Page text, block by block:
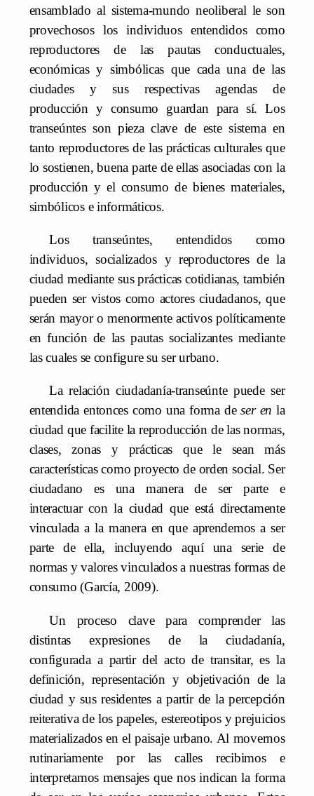
ensamblado al sistema-mundo neoliberal le son
provechosos los individuos entendidos como
reproductores de las pautas conductuales,
económicas y simbólicas que cada una de las
ciudades y sus respectivas agendas de
producción y consumo guardan para sí. Los
transeúntes son pieza clave de este sistema en
tanto reproductores de las prácticas culturales que
lo sostienen, buena parte de ellas asociadas con la
producción y el consumo de bienes materiales,
simbólicos e informáticos.
Los transeúntes, entendidos como
individuos, socializados y reproductores de la
ciudad mediante sus prácticas cotidianas, también
pueden ser vistos como actores ciudadanos, que
serán mayor o menormente activos políticamente
en función de las pautas socializantes mediante
las cuales se configure su ser urbano.
La relación ciudadanía-transeúnte puede ser
entendida entonces como una forma deser en la
ciudad que facilite la reproducción de las normas,
clases, zonas y prácticas que le sean más
características como proyecto de orden social. Ser
ciudadano es una manera de ser parte e
interactuar con la ciudad que está directamente
vinculada a la manera en que aprendemos a ser
parte de ella, incluyendo aquí una serie de
normas y valores vinculados a nuestras formas de
consumo (García, 2009).
Un proceso clave para comprender las
distintas expresiones de la ciudadanía,
configurada a partir del acto de transitar, es la
definición, representación y objetivación de la
ciudad y sus residentes a partir de la percepción
reiterativa de los papeles, estereotipos y prejuicios
materializados en el paisaje urbano. Al movernos
rutinariamente por las calles recibimos e
interpretamos mensajes que nos indican la forma